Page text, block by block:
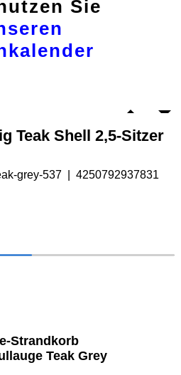
Sie
Teak Shell 2,5-Sitzer
grey-537 4250792937831
Strandkorb
Teak Grey